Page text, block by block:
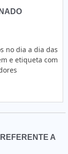
no dia a dia das
e etiqueta com
A